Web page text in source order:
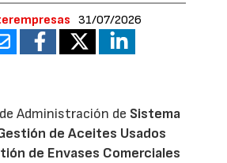
31/07/2026
Administración de Sistema
de Aceites Usados
de Envases Comerciales